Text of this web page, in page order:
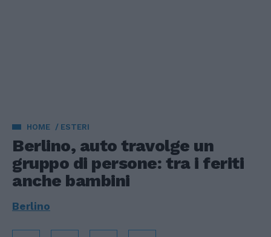
HOME ESTERI
Berlino, auto travolge un
gruppo di persone: tra i feriti
anche bambini
Berlino